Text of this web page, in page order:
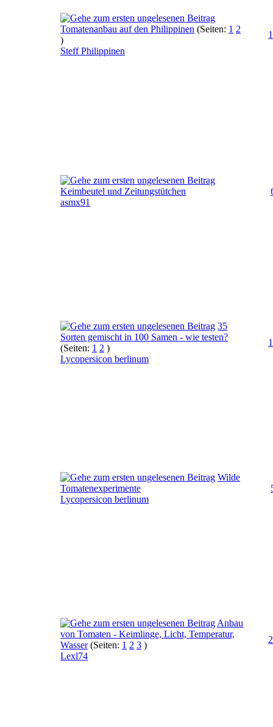
Tomatenanbau auf den Philippinen (Seiten: 1 2
)
Steff Philippinen
Keimbeutel und Zeitungstütchen
asmx91
35
Sorten gemischt in 100 Samen - wie testen?
(Seiten: 1 2 )
Lycopersicon berlinum
Wilde
Tomatenexperimente
Lycopersicon berlinum
Anbau
von Tomaten - Keimlinge, Licht, Temperatur,
Wasser (Seiten: 1 2 3 )
Lexl74